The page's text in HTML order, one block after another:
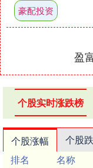
豪配投资
盈
个股实时涨跌榜
个股涨幅 个股
排名
名称